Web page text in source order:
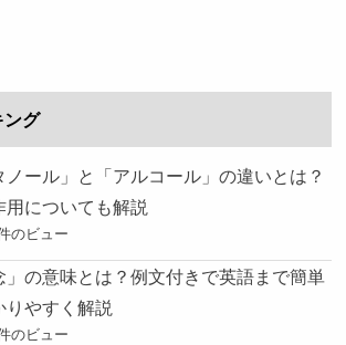
ング
ノール」と「アルコール」の違いとは？
用についても解説
のビュー
」の意味とは？例文付きで英語まで簡単
りやすく解説
のビュー